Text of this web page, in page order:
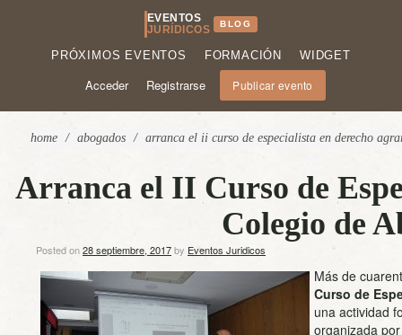
EVENTOS
JURÍDICOS
BLOG
PRÓXIMOS EVENTOS FORMACIÓN WIDGET
Acceder Registrarse Publicar evento
home / abogados / arranca el ii curso de especialista en derecho
Arranca el II Curso de
Colegio de
Posted on28 septiembre, 2017by Eventos Juridicos
Más de
Curso de
una actividad
organizada